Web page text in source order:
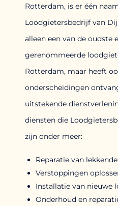
Rotterdam, is er één
Loodgietersbedrijf van
alleen een van de oudste
gerenommeerde
Rotterdam, maar heeft
onderscheidingen
uitstekende
diensten die
zijn onder meer:
Reparatie van
Verstoppingen
Installatie van nieuwe
Onderhoud en